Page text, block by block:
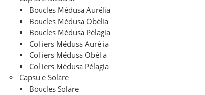
Boucles Médusa Aurélia
Boucles Médusa Obélia
Boucles Médusa Pélagia
Colliers Médusa Aurélia
Colliers Médusa Obélia
Colliers Médusa Pélagia
Capsule Solare
Boucles Solare